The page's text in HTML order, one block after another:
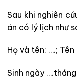
Sau khi nghiên
án có lý lịch như
Họ và tên: ….;
Sinh ngày